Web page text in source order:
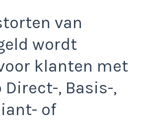
van
wordt
klanten met
Direct-, Basis-,
of